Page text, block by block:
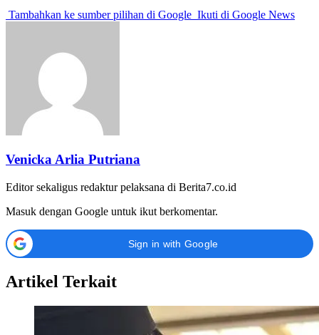
Tambahkan ke sumber pilihan di Google Ikuti di Google News
Venicka Arlia Putriana
Editor sekaligus redaktur pelaksana di Berita7.co.id
Masuk dengan Google untuk ikut berkomentar.
Sign in with Google
Artikel Terkait